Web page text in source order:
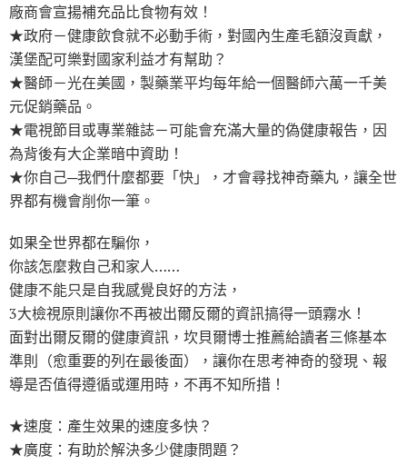
廠商會宣揚補充品比食物有效！
★政府－健康飲食就不必動手術，對國內生產毛額沒貢獻，
漢堡配可樂對國家利益才有幫助？
★醫師－光在美國，製藥業平均每年給一個醫師六萬一千美
元促銷藥品。
★電視節目或專業雜誌－可能會充滿大量的偽健康報告，因
為背後有大企業暗中資助！
★你自己─我們什麼都要「快」，才會尋找神奇藥丸，讓全世
界都有機會削你一筆。
如果全世界都在騙你，
你該怎麼救自己和家人……
健康不能只是自我感覺良好的方法，
3大檢視原則讓你不再被出爾反爾的資訊搞得一頭霧水！
面對出爾反爾的健康資訊，坎貝爾博士推薦給讀者三條基本
準則（愈重要的列在最後面），讓你在思考神奇的發現、報
導是否值得遵循或運用時，不再不知所措！
★速度：產生效果的速度多快？
★廣度：有助於解決多少健康問題？